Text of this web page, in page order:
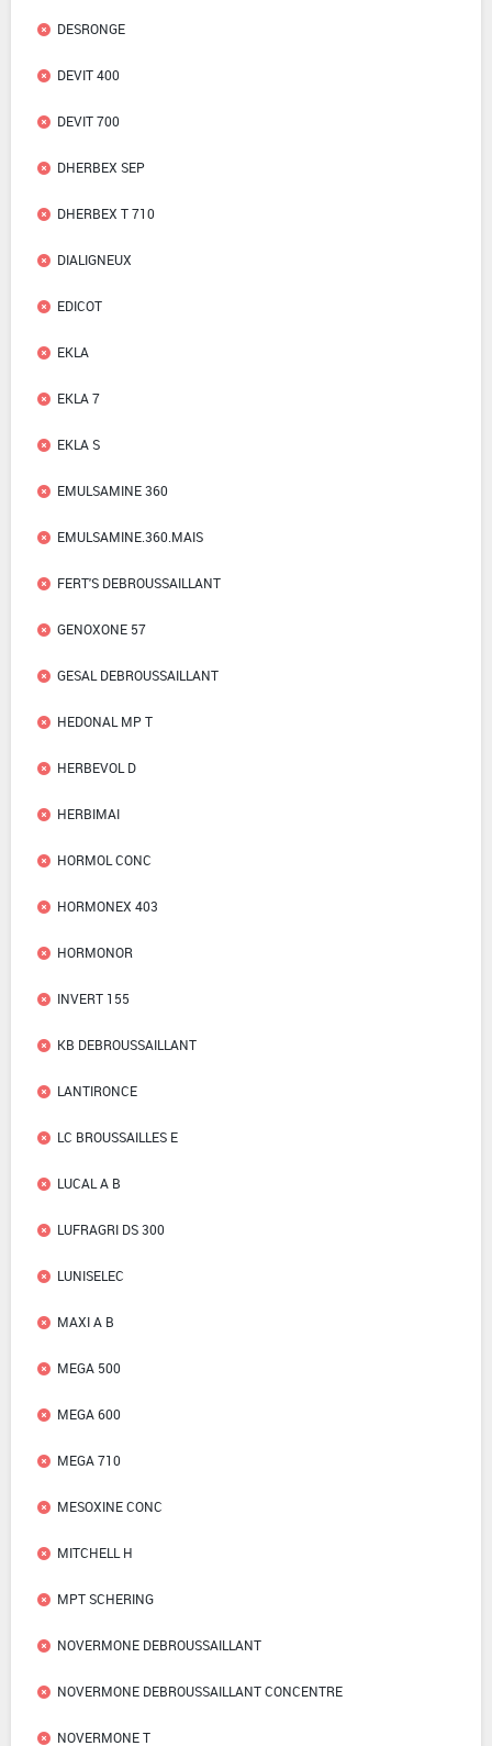
DESRONGE
DEVIT 400
DEVIT 700
DHERBEX SEP
DHERBEX T 710
DIALIGNEUX
EDICOT
EKLA
EKLA 7
EKLA S
EMULSAMINE 360
EMULSAMINE.360.MAIS
FERT'S DEBROUSSAILLANT
GENOXONE 57
GESAL DEBROUSSAILLANT
HEDONAL MP T
HERBEVOL D
HERBIMAI
HORMOL CONC
HORMONEX 403
HORMONOR
INVERT 155
KB DEBROUSSAILLANT
LANTIRONCE
LC BROUSSAILLES E
LUCAL A B
LUFRAGRI DS 300
LUNISELEC
MAXI A B
MEGA 500
MEGA 600
MEGA 710
MESOXINE CONC
MITCHELL H
MPT SCHERING
NOVERMONE DEBROUSSAILLANT
NOVERMONE DEBROUSSAILLANT CONCENTRE
NOVERMONE T